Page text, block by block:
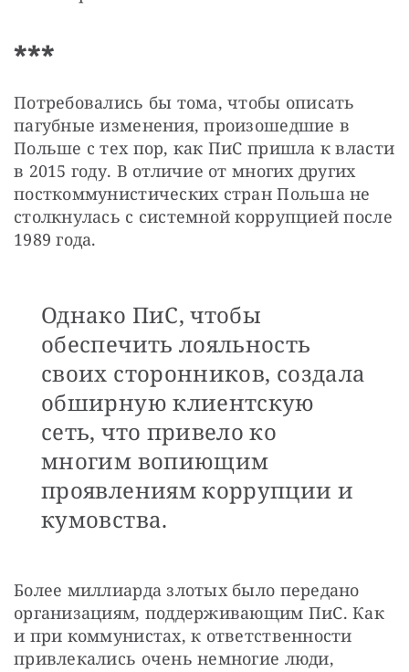
***
Потребовались бы тома, чтобы описать
пагубные изменения, произошедшие в
Польше с тех пор, как ПиС пришла к власти
в 2015 году. В отличие от многих других
посткоммунистических стран Польша не
столкнулась с системной коррупцией после
1989 года.
Однако ПиС, чтобы
обеспечить лояльность
своих сторонников, создала
обширную клиентскую
сеть, что привело ко
многим вопиющим
проявлениям коррупции и
кумовства.
Более миллиарда злотых было передано
организациям, поддерживающим ПиС. Как
и при коммунистах, к ответственности
привлекались очень немногие люди,